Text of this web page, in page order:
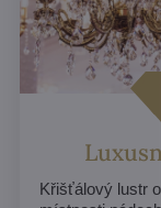
Křišťálový lustr